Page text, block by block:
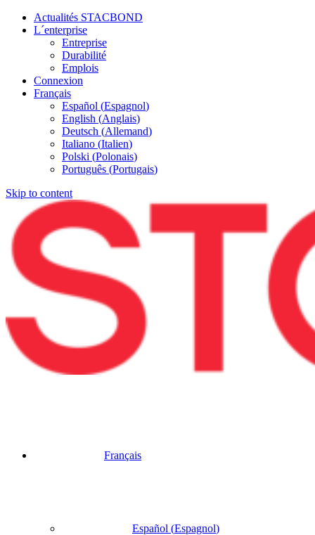
Actualités STACBOND
L´enterprise
Entreprise
Durabilité
Emplois
Connexion
Français
Español (Espagnol)
English (Anglais)
Deutsch (Allemand)
Italiano (Italien)
Polski (Polonais)
Português (Portugais)
Skip to content
Français
Español (Espagnol)